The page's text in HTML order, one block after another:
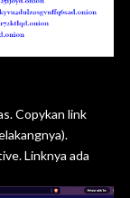
Copykan link
Linknya ada